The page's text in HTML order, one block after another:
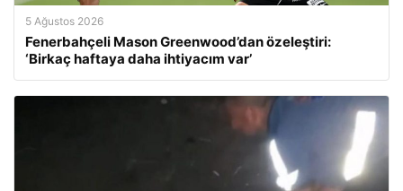
5 Ağustos 2026
Fenerbahçeli Mason Greenwood’dan özeleştiri:
‘Birkaç haftaya daha ihtiyacım var’